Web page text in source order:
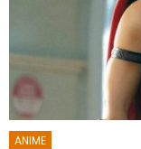
ANIME